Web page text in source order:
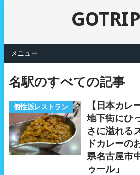
メニュー
名駅のすべての記事
個性派レストラン
【日本カレ
地下街にひ
さに溢れる
ドカレーの
県名古屋市
ゥール」